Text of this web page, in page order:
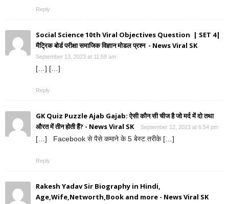
Reply
Social Science 10th Viral Objectives Question | SET 4|
मैट्रिक बोर्ड परीक्षा समाजिक विज्ञान मोडल प्रश्न - News Viral SK
September 13, 2023 at 11:59 am
[…] […]
Reply
GK Quiz Puzzle Ajab Gajab: ऐसी कौन सी चीज है जो मर्द में दो तथा
औरत में तीन होती हैं? - News Viral SK
September 12, 2023 at 6:54 pm
[…] Facebook से पैसे कमाने के 5 बेस्ट तरीके […]
Reply
Rakesh Yadav Sir Biography in Hindi,
Age,Wife,Networth,Book and more - News Viral SK